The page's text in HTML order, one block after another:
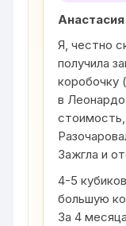
Анастасия
Я, честно
получила
коробочку
в
Зажгла и
4-5
большую
За 4